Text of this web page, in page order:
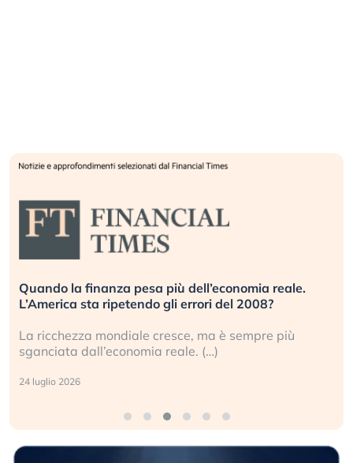
Quando la finanza pesa più dell’economia reale.
L’America sta ripetendo gli errori del 2008?
La ricchezza mondiale cresce, ma è sempre più
sganciata dall’economia reale. (…)
24 luglio 2026